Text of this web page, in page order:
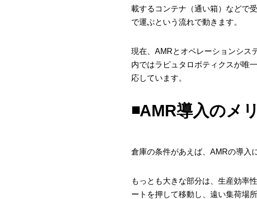
載するコンテナ（通い箱）などで
で運ぶという流れで動きます。
現在、AMRとオペレーションシス
内ではラピュタロボティクスが唯
応しています。
◾️AMR導入のメ
倉庫の条件があえば、AMRの導入
もっとも大きな部分は、生産効率
ートを押して移動し、遠い集荷場